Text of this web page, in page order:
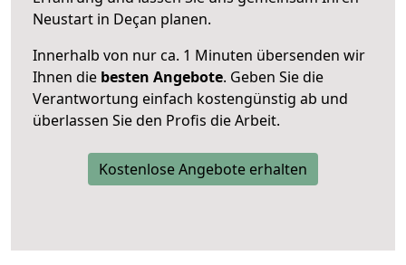
Neustart in Deçan planen.
Innerhalb von nur ca. 1 Minuten übersenden wir
Ihnen die besten Angebote. Geben Sie die
Verantwortung einfach kostengünstig ab und
überlassen Sie den Profis die Arbeit.
Kostenlose Angebote erhalten